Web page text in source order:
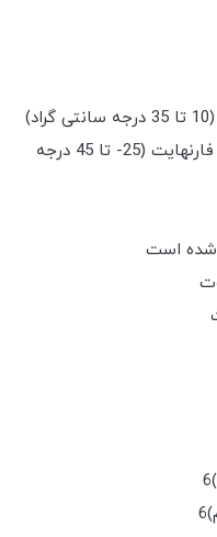
دمای نگهداری: -13 درجه تا 113 درجه فارنهایت (25- تا 45 درجه